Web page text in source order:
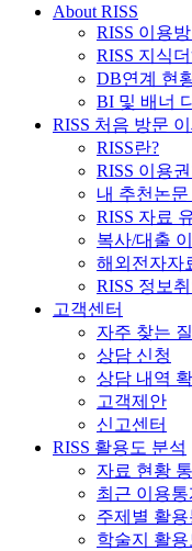
About RISS
RISS 이용
RISS 지식더
DB연계 현
BI 및 배너
RISS 처음 방문
RISS란?
RISS 이용
내 추천논
RISS 자료
복사/대출
해외전자자
RISS 정보
고객센터
자주 찾는
상담 신청
상담 내역
고객제안
신고센터
RISS 활용도 분석
자료 현황 통
최근 이용통
주제별 활
학술지 활용